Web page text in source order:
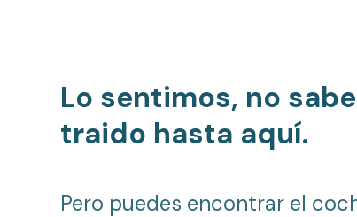
Lo sentimos, no
traido hasta aquí.
Pero puedes encontrar el